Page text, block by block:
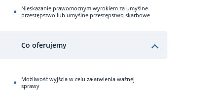
Nieskazanie prawomocnym wyrokiem za umyślne
przestępstwo lub umyślne przestępstwo skarbowe
Co oferujemy
Możliwość wyjścia w celu załatwienia ważnej
sprawy